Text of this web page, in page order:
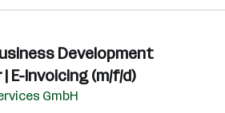
Development
E-Invoicing (m/f/d)
GmbH